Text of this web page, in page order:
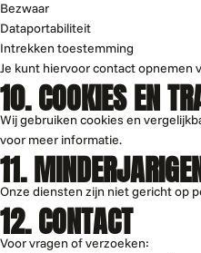
Bezwaar
Dataportabiliteit
Intrekken toestemming
Je kunt hiervoor contact opnemen
10. COOKIES EN
Wij gebruiken cookies en
voor meer informatie.
11.
Onze diensten zijn niet gericht op
12. CONTACT
Voor vragen of verzoeken: